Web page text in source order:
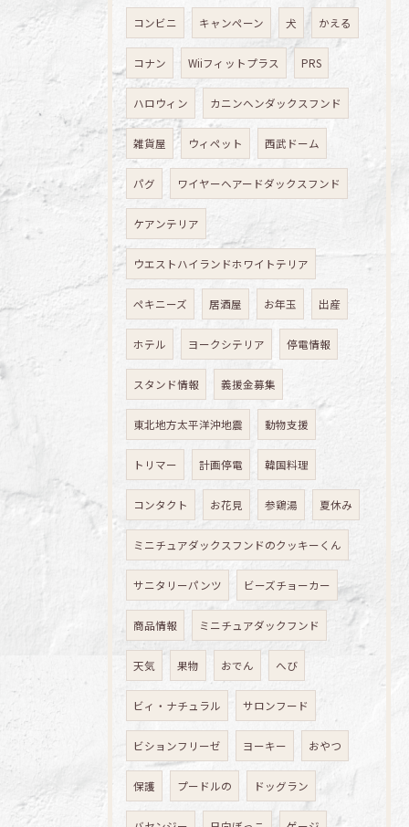
コンビニ キャンペーン 犬 かえる
コナン Wiiフィットプラス PRS
ハロウィン カニンヘンダックスフンド
雑貨屋 ウィペット 西武ドーム
パグ ワイヤーヘアードダックスフンド
ケアンテリア
ウエストハイランドホワイトテリア
ペキニーズ 居酒屋 お年玉 出産
ホテル ヨークシテリア 停電情報
スタンド情報 義援金募集
東北地方太平洋沖地震 動物支援
トリマー 計画停電 韓国料理
コンタクト お花見 参鶏湯 夏休み
ミニチュアダックスフンドのクッキーくん
サニタリーパンツ ビーズチョーカー
商品情報 ミニチュアダックフンド
天気 果物 おでん へび
ビィ・ナチュラル サロンフード
ビションフリーゼ ヨーキー おやつ
保護 プードルの ドッグラン